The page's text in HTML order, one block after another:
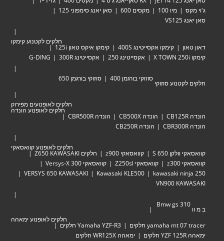
ג'וי מקס
מיו 100 מקסים 600
סאן יאנג סימפוני 125
סאן יאנג VS125
חלקים לקטנוע קימקו
דאון טאון קימקו אקסייטינג 400S
קימקו איקס טאון 125i
קימקו X TOWN 250i
אקסייטינג 250 אקסייטינג 300R G-DING
חלקים לקטנוע סוזוקי
סוזוקי בורגמן 400 סוזוקי בורגמן 650
חלקים לאופנועים מפירוק
חלקים לאופנוע הונדה
הונדה CB125R הונדה CB500X
הונדה CBR500R
הונדה CBR300R
הונדה CB250R
חלקים לאופנוע קוואסאקי
קוואסאקי וולקן 650 S קוואסאקי z900
חלקים Z650 KAWASAKI
קוואסאקי z300
קוואסאקי Z250sl
קוואסאקי Versys-X 300
kawasaki ninja 250
Kawasaki KLE500
VERSYS 650 KAWASAKI
VN900 KAWASAKI
ב מ וו
Bmw gs 310
חלקים לאופנוע ימאהה
yamaha mt 07 tracer חלקים
Yamaha YZF-R3 חלקים
ימאהה YZF 125R חלקים
ימאהה WR125X חלקים